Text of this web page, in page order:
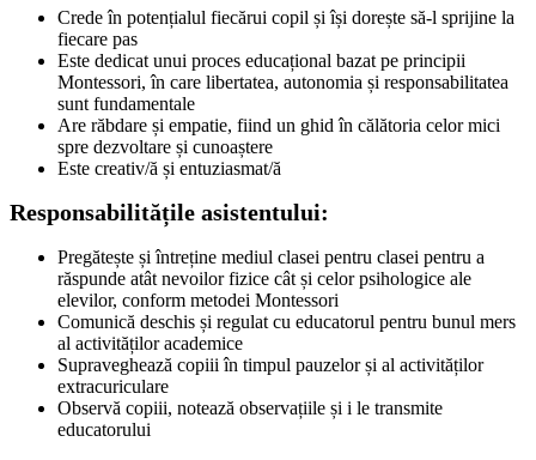
Crede în potențialul fiecărui copil și își dorește să-l sprijine la
fiecare pas
Este dedicat unui proces educațional bazat pe principii
Montessori, în care libertatea, autonomia și responsabilitatea
sunt fundamentale
Are răbdare și empatie, fiind un ghid în călătoria celor mici
spre dezvoltare și cunoaștere
Este creativ/ă și entuziasmat/ă
Responsabilitățile asistentului:
Pregătește și întreține mediul clasei pentru clasei pentru a
răspunde atât nevoilor fizice cât și celor psihologice ale
elevilor, conform metodei Montessori
Comunică deschis și regulat cu educatorul pentru bunul mers
al activităților academice
Supraveghează copiii în timpul pauzelor și al activităților
extracuriculare
Observă copiii, notează observațiile și i le transmite
educatorului